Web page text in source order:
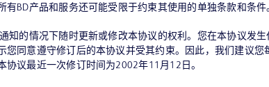
有BD产品和服务还可能受限于约束其使用的单独条款和条件
知的情况下随时更新或修改本协议的权利。您在本协议发
您同意遵守修订后的本协议并受其约束。因此，我们建议您
协议最近一次修订时间为2002年11月12日。